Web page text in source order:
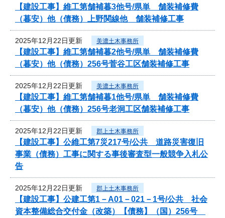
【建設工事】維工第舗補暮3他号/県単 舗装補修費
（暮安）他（債務）上野関線他 舗装補修工事
2025年12月22日更新 美濃土木事務所
【建設工事】維工第舗補暮2他号/県単 舗装補修費
（暮安）他（債務）256号菅谷工区舗装補修工事
2025年12月22日更新 美濃土木事務所
【建設工事】維工第舗補暮1他号/県単 舗装補修費
（暮安）他（債務）256号老洞工区舗装補修工事
2025年12月22日更新 郡上土木事務所
【建設工事】公維工第7災217号/公共 道路災害復旧
事業（債務）工事に関する事後審査型一般競争入札公
告
2025年12月22日更新 郡上土木事務所
【建設工事】公建工第1－A01－021－1号/公共 社会
資本整備総合交付金（改築）【債務】（国）256号